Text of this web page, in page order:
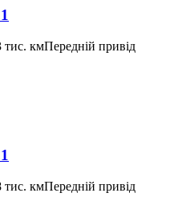
тис. кмПередній привід
тис. кмПередній привід